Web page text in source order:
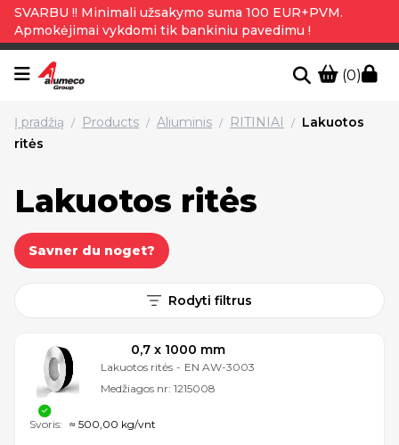
SVARBU !! Minimali užsakymo suma 100 EUR+PVM.
Apmokėjimai vykdomi tik bankiniu pavedimu !
(0)
Į pradžią / Products / Aliuminis / RITINIAI / Lakuotos
ritės
Lakuotos ritės
Savner du noget?
Rodyti filtrus
0,7 x 1000 mm
Lakuotos ritės - EN AW-3003
Medžiagos nr: 1215008
Svoris: ≈ 500,00 kg/vnt